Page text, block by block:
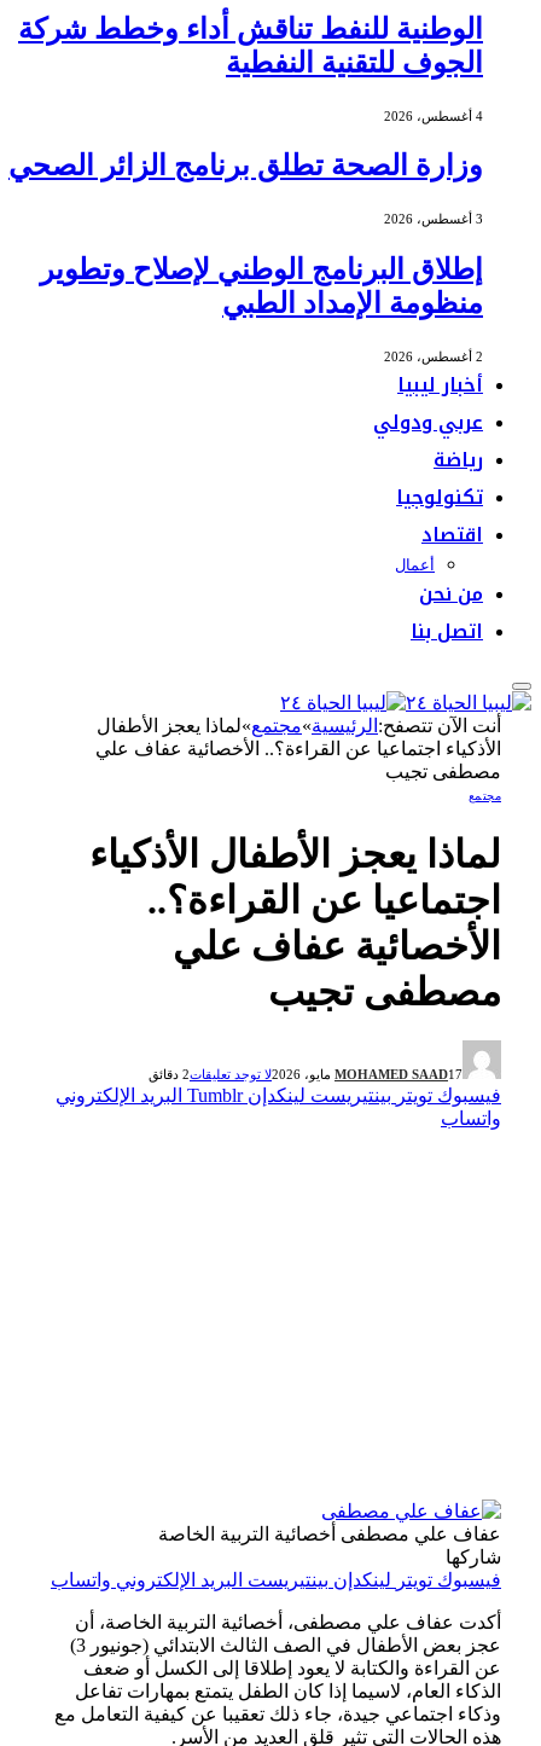
الوطنية للنفط تناقش أداء وخطط شركة
الجوف للتقنية النفطية
وزارة الصحة تطلق برنامج الزائر الصحي
إطلاق البرنامج الوطني لإصلاح وتطوير
منظومة الإمداد الطبي
أخبار ليبيا
عربي ودولي
رياضة
تكنولوجيا
اقتصاد
أعمال
من نحن
اتصل بنا
أنت الآن تتصفح:الرئيسية»مجتمع»لماذا يعجز الأطفال
الأذكياء اجتماعيا عن القراءة؟.. الأخصائية عفاف علي
مصطفى تجيب
مجتمع
لماذا يعجز الأطفال الأذكياء
اجتماعيا عن القراءة؟..
الأخصائية عفاف علي
مصطفى تجيب
MOHAMED SAAD17 مايو، 2026 لا توجد تعليقات2 دقائق
فيسبوك تويتر بينتيريست لينكدإن Tumblr البريد الإلكتروني
واتساب
عفاف علي مصطفى أخصائية التربية الخاصة
شاركها
فيسبوك تويتر لينكدإن بينتيريست البريد الإلكتروني واتساب
أكدت عفاف علي مصطفى، أخصائية التربية الخاصة، أن
عجز بعض الأطفال في الصف الثالث الابتدائي (جونيور 3)
عن القراءة والكتابة لا يعود إطلاقا إلى الكسل أو ضعف
الذكاء العام، لاسيما إذا كان الطفل يتمتع بمهارات تفاعل
وذكاء اجتماعي جيدة، جاء ذلك تعقيبا عن كيفية التعامل مع
هذه الحالات التي تثير قلق العديد من الأسر.